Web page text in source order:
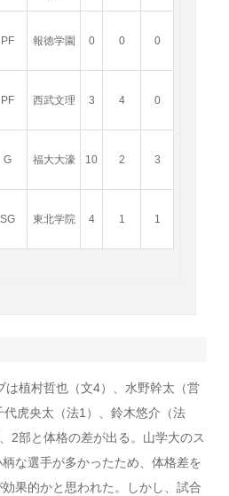
PF 報徳学園 0 0 0
PF 西武文理 3 4 0
G 福大大濠 10 2 3
SG 東北学院 4 1 1
植村哲也（文4）、水野幹太（営
虎央太（法1）、鈴木悠介（法
2部と体格の差が出る。山学大のス
な選手が多かったため、体格差を
果的かと思われた。しかし、試合